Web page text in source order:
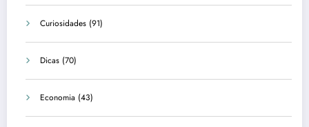
Curiosidades (91)
Dicas (70)
Economia (43)